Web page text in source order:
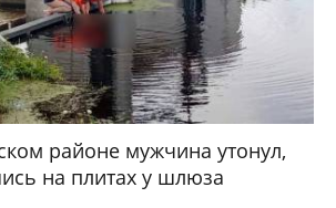
районе мужчина утонул,
на плитах у шлюза